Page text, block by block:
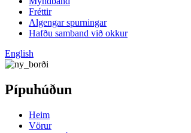
Fréttir
Algengar spurningar
Hafðu samband við okkur
English
Pípuhúðun
Heim
Vörur